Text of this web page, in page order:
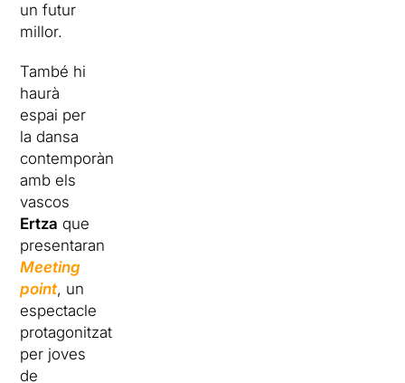
un futur
millor.
També hi
haurà
espai per
la dansa
contemporània,
amb els
vascos
Ertza que
presentaran
Meeting
point, un
espectacle
protagonitzat
per joves
de